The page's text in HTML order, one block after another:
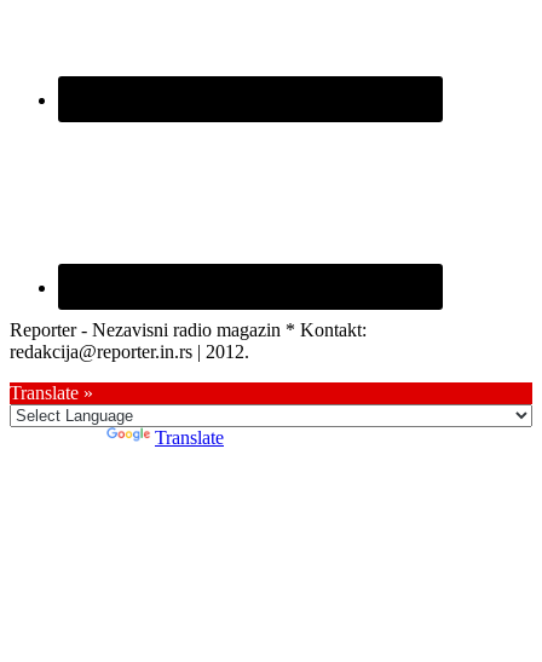
Reporter - Nezavisni radio magazin * Kontakt:
redakcija@reporter.in.rs | 2012.
Translate »
Translate